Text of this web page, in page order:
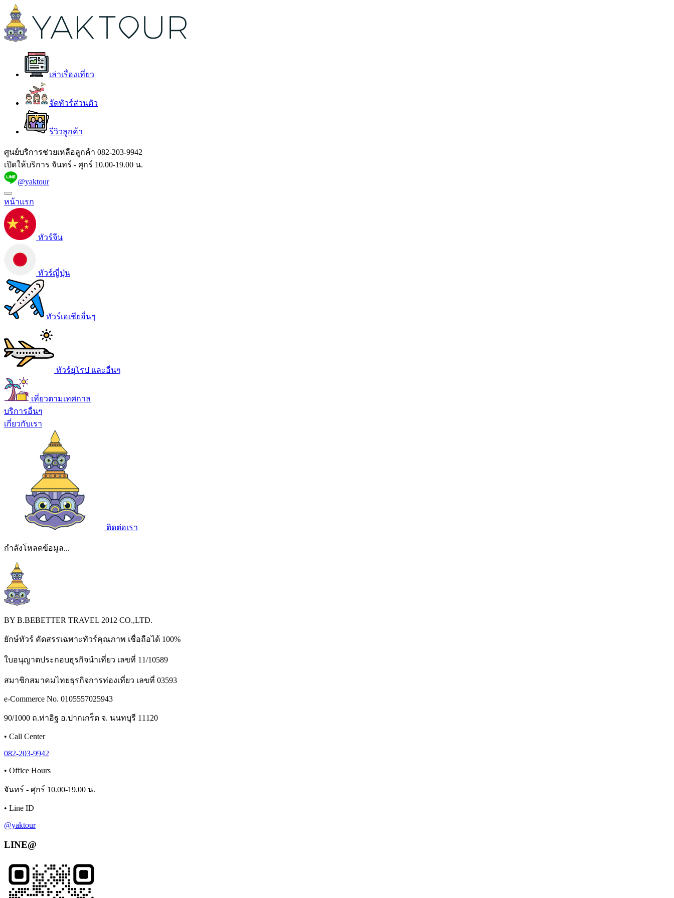
เล่าเรื่องเที่ยว
จัดทัวร์ส่วนตัว
รีวิวลูกค้า
ศูนย์บริการช่วยเหลือลูกค้า 082-203-9942
เปิดให้บริการ จันทร์ - ศุกร์ 10.00-19.00 น.
@yaktour
หน้าแรก
ทัวร์จีน
ทัวร์ญี่ปุ่น
ทัวร์เอเชียอื่นๆ
ทัวร์ยุโรป และอื่นๆ
เที่ยวตามเทศกาล
บริการอื่นๆ
เกี่ยวกับเรา
ติดต่อเรา
กำลังโหลดข้อมูล...
BY B.BEBETTER TRAVEL 2012 CO.,LTD.
ยักษ์ทัวร์ คัดสรรเฉพาะทัวร์คุณภาพ เชื่อถือได้ 100%
ใบอนุญาตประกอบธุรกิจนำเที่ยว เลขที่ 11/10589
สมาชิกสมาคมไทยธุรกิจการท่องเที่ยว เลขที่ 03593
e-Commerce No. 0105557025943
90/1000 ถ.ท่าอิฐ อ.ปากเกร็ด จ. นนทบุรี 11120
• Call Center
082-203-9942
• Office Hours
จันทร์ - ศุกร์ 10.00-19.00 น.
• Line ID
@yaktour
LINE@